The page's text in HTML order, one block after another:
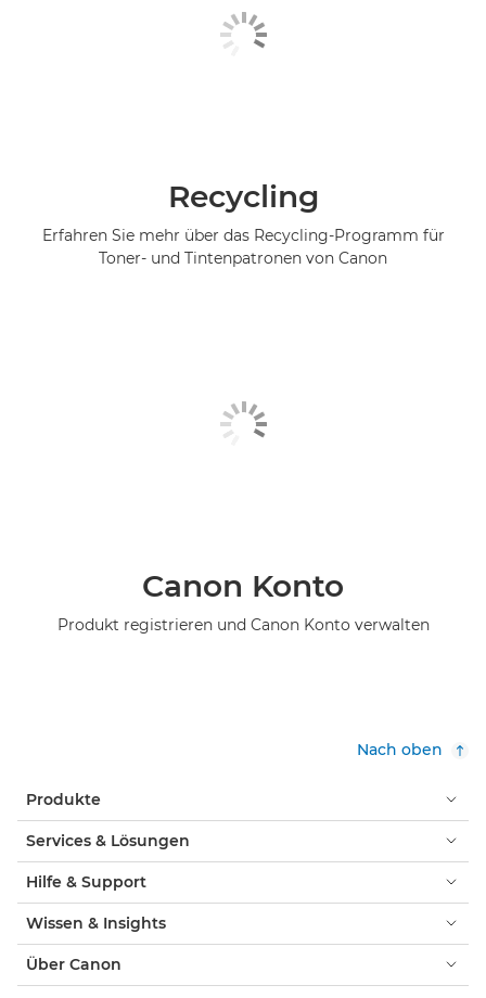
Recycling
Erfahren Sie mehr über das Recycling-Programm für
Toner- und Tintenpatronen von Canon
Canon Konto
Produkt registrieren und Canon Konto verwalten
Nach oben
Produkte
Services & Lösungen
Hilfe & Support
Wissen & Insights
Über Canon